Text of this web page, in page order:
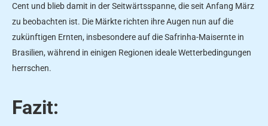
Cent und blieb damit in der Seitwärtsspanne, die seit Anfang März
zu beobachten ist. Die Märkte richten ihre Augen nun auf die
zukünftigen Ernten, insbesondere auf die Safrinha-Maisernte in
Brasilien, während in einigen Regionen ideale Wetterbedingungen
herrschen.
Fazit: